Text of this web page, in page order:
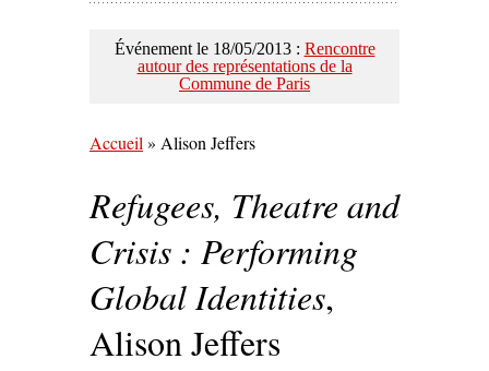
Événement le 18/05/2013 : Rencontre
autour des représentations de la
Commune de Paris
Accueil » Alison Jeffers
Refugees, Theatre and
Crisis : Performing
Global Identities,
Alison Jeffers